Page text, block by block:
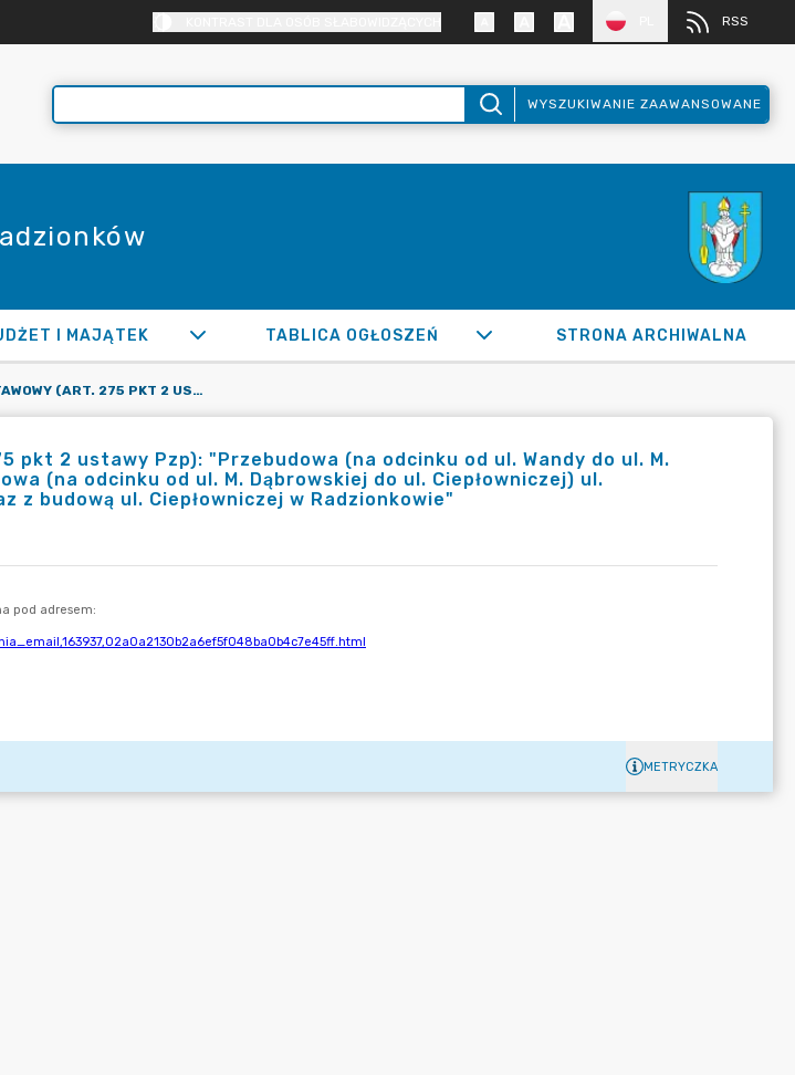
RSS
WYSZUKIWANIE ZAAWANSOWANE
I MAJĄTEK TABLICA OGŁOSZEŃ STRONA ARCHIWALNA
TRYB PODSTAWOWY (ART. 275 PKT 2 USTAWY PZP): "PRZEBUDOWA (NA ODCINKU OD UL. WANDY DO UL. M. DĄBROWSKIEJ) ORAZ ROZBUDOWA (NA ODCINKU OD UL. M. DĄBROWSKIEJ DO UL. CIEPŁOWNICZEJ) UL. NIEZNANEGO ŻOŁNIERZA WRAZ Z BUDOWĄ UL. CIEPŁOWNICZEJ W RADZIONKOWIE"
pkt 2 ustawy Pzp): "Przebudowa (na odcinku od ul. Wandy do ul. M.
(na odcinku od ul. M. Dąbrowskiej do ul. Ciepłowniczej) ul.
z budową ul. Ciepłowniczej w Radzionkowie"
METRYCZKA